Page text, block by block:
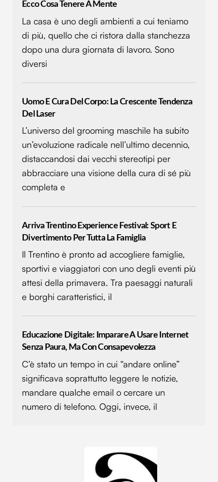
annunci, per fornire funzionalità dei social media e per
analizzare il nostro traffico. Condividiamo inoltre
informazioni sul modo in cui utilizzi il nostro sito con i
nostri partner che si occupano di analisi dei dati web,
pubblicità e social media, i quali potrebbero combinarle
con altre informazioni che hai fornito loro o che hanno
Ecco Cosa Tenere A Mente
La casa è uno degli ambienti a cui teniamo
di più, quello che ci ristora dalla stanchezza
dopo una dura giornata di lavoro. Sono
diversi
Uomo E Cura Del Corpo: La Crescente Tendenza
Del Laser
L’universo del grooming maschile ha subito
un’evoluzione radicale nell’ultimo decennio,
distaccandosi dai vecchi stereotipi per
abbracciare una visione della cura di sé più
completa e
Arriva Trentino Experience Festival: Sport E
Divertimento Per Tutta La Famiglia
Il Trentino è pronto ad accogliere famiglie,
sportivi e viaggiatori con uno degli eventi più
attesi della primavera. Tra paesaggi naturali
e borghi caratteristici, il
Educazione Digitale: Imparare A Usare Internet
Senza Paura, Ma Con Consapevolezza
C’è stato un tempo in cui “andare online”
significava soprattutto leggere le notizie,
mandare qualche email o cercare un
numero di telefono. Oggi, invece, il